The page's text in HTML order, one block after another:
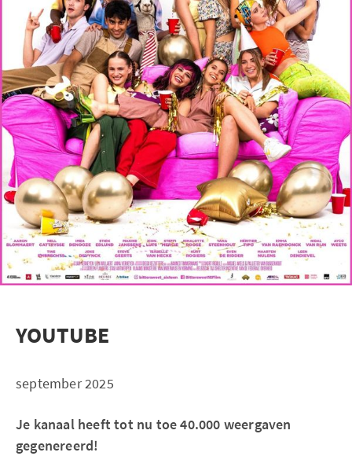
YOUTUBE
september 2025
Je kanaal heeft tot nu toe 40.000 weergaven
gegenereerd!